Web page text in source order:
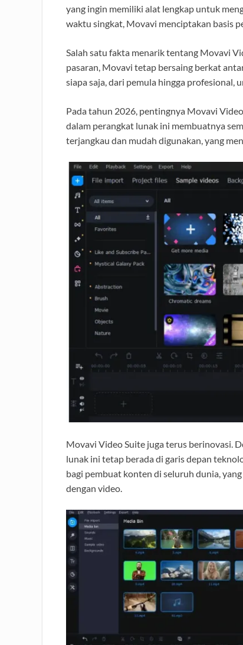
yang ingin memiliki alat lengkap untuk
waktu singkat, Movavi menciptakan basis
Salah satu fakta menarik tentang Movavi
pasaran, Movavi tetap bersaing berkat
siapa saja, dari pemula hingga profesional,
Pada tahun 2026, pentingnya Movavi
dalam perangkat lunak ini membuatnya
terjangkau dan mudah digunakan, yang
Movavi Video Suite juga terus berinovasi.
lunak ini tetap berada di garis depan
bagi pembuat konten di seluruh dunia,
dengan video.